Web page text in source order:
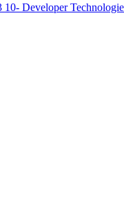
10- Developer